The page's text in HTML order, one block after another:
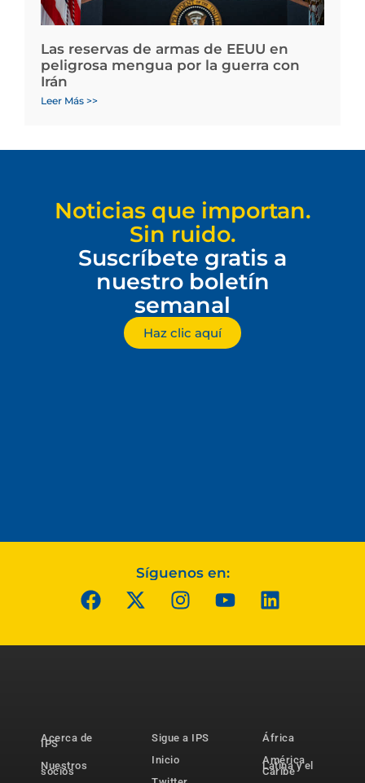
Las reservas de armas de EEUU en
peligrosa mengua por la guerra con
Irán
Leer Más >>
Noticias que importan.
Sin ruido.
Suscríbete gratis a
nuestro boletín
semanal
Haz clic aquí
Síguenos en:
Acerca de
IPS
Nuestros
socios
Sigue a IPS
Inicio
África
América
Latina y el
Caribe